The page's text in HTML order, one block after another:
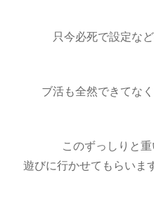
只今必死で設定な
ブ活も全然できてな
このずっしりと
遊びに行かせてもらいま